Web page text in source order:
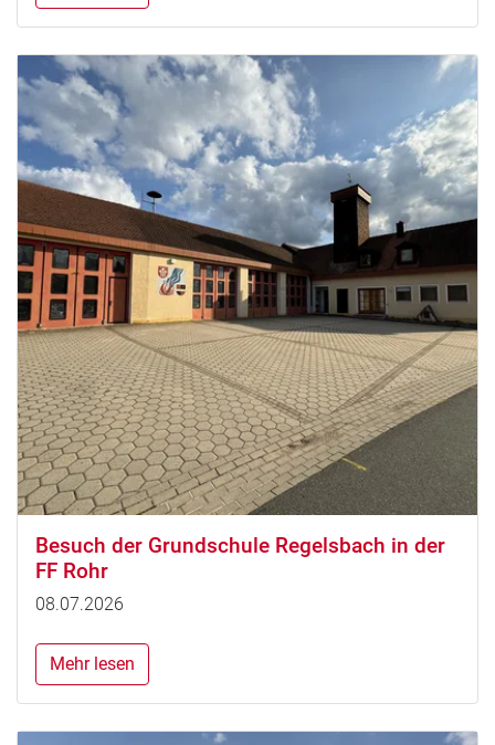
Besuch der Grundschule Regelsbach in der
FF Rohr
08.07.2026
Mehr lesen